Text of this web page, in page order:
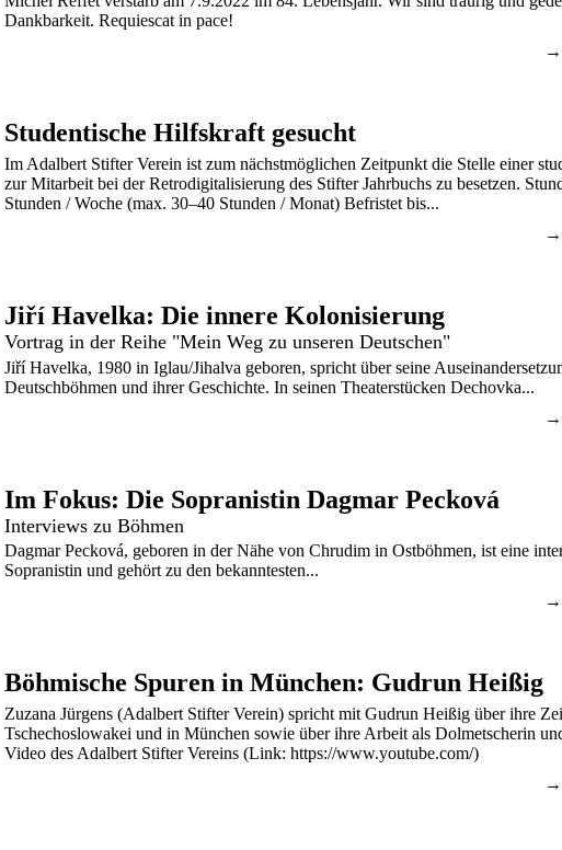
Dankbarkeit. Requiescat in pace!
Studentische Hilfskraft gesucht
Im Adalbert Stifter Verein ist zum nächstmöglichen Zeitpunkt die Stelle einer
zur Mitarbeit bei der Retrodigitalisierung des Stifter Jahrbuchs zu besetzen.
Stunden / Woche (max. 30–40 Stunden / Monat) Befristet bis...
Jiří Havelka: Die innere Kolonisierung
Vortrag in der Reihe "Mein Weg zu unseren Deutschen"
Jiří Havelka, 1980 in Iglau/Jihalva geboren, spricht über seine
Deutschböhmen und ihrer Geschichte. In seinen Theaterstücken Dechovka...
Im Fokus: Die Sopranistin Dagmar Pecková
Interviews zu Böhmen
Dagmar Pecková, geboren in der Nähe von Chrudim in Ostböhmen, ist eine
Sopranistin und gehört zu den bekanntesten...
Böhmische Spuren in München: Gudrun Heißig
Zuzana Jürgens (Adalbert Stifter Verein) spricht mit Gudrun Heißig über ihre
Tschechoslowakei und in München sowie über ihre Arbeit als Dolmetscherin
Video des Adalbert Stifter Vereins (Link: https://www.youtube.com/)